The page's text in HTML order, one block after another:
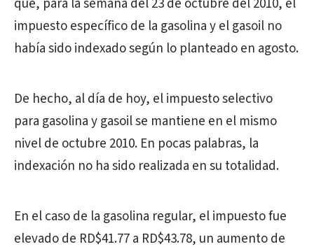
que, para la semana del 23 de octubre del 2010, el
impuesto específico de la gasolina y el gasoil no
había sido indexado según lo planteado en agosto.
De hecho, al día de hoy, el impuesto selectivo
para gasolina y gasoil se mantiene en el mismo
nivel de octubre 2010. En pocas palabras, la
indexación no ha sido realizada en su totalidad.
En el caso de la gasolina regular, el impuesto fue
elevado de RD$41.77 a RD$43.78, un aumento de